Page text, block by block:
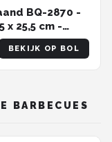
BQ-2870 -
x 25,5 cm -
BEKIJK OP BOL
BARBECUES